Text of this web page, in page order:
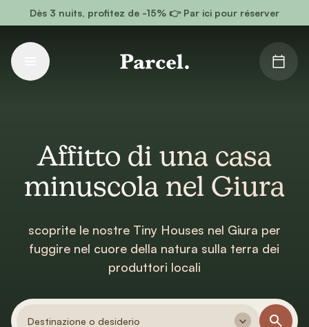
Vai al contenuto principale
Dès 3 nuits, profitez de -15% 👉 Par ici pour réserver
Affitto di una casa
minuscola nel Giura
scoprite le nostre Tiny Houses nel Giura per
fuggire nel cuore della natura sulla terra dei
produttori locali
Destinazione o desiderio